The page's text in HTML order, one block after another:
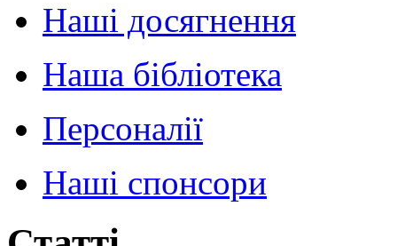
Наші досягнення
Наша бібліотека
Персоналії
Наші спонсори